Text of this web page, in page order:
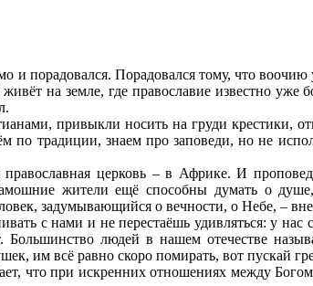
и порадовался. Порадовался тому, что
на земле, где православие известно уже
привыкли носить на груди крестики,
по традиции, знаем про заповеди, но не
православная церковь – в Африке. И
жители ещё способны думать о
задумывающийся о вечности, о Небе, –
с нами и не перестаёшь удивляться: у
Большинство людей в нашем отечестве
им всё равно скоро помирать, вот пускай
что при искренних отношениях между